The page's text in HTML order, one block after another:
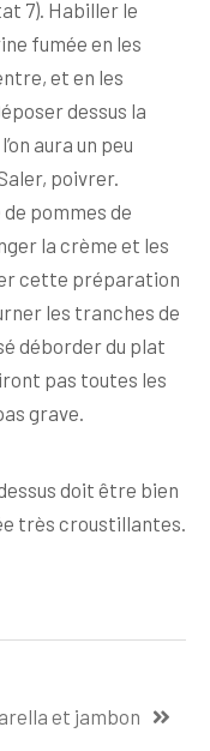
7). Habiller le
fumée en les
et en les
dessus la
aura un peu
poivrer.
pommes de
la crème et les
cette préparation
les tranches de
déborder du plat
pas toutes les
grave.
doit être bien
très croustillantes.
et jambon